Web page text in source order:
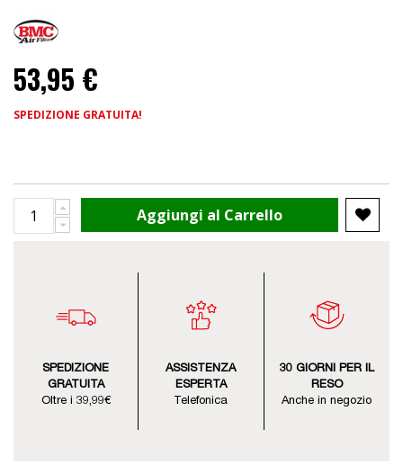
53,95 €
SPEDIZIONE GRATUITA!
Aggiungi al Carrello
SPEDIZIONE
GRATUITA
Oltre i 39,99€
ASSISTENZA
ESPERTA
Telefonica
30 GIORNI PER IL
RESO
Anche in negozio